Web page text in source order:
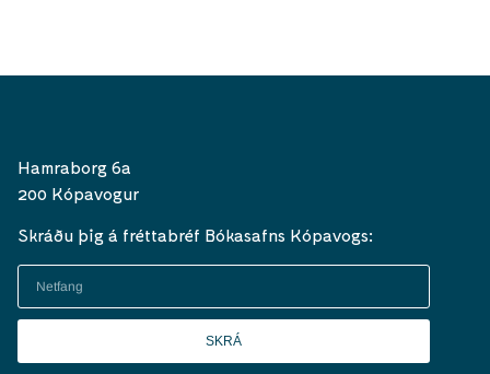
Hamraborg 6a
200 Kópavogur
Skráðu þig á fréttabréf Bókasafns Kópavogs:
SKRÁ